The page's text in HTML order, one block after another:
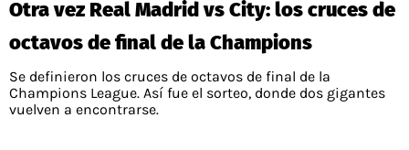
PALESTINO
UNION ESPAÑOLA
CAMPEONATO NACIONAL
GUÍAS
PRONÓSTICOS
COPA LIBERTADORES
COPA SUDAMERICANA
CHILENOS POR EL MUNDO
ALEXIS SANCHEZ
MERCADO DE FICHAJES
TENIS
Otra vez Real Madrid vs City: los cruces de
octavos de final de la Champions
Se definieron los cruces de octavos de final de la
Champions League. Así fue el sorteo, donde dos gigantes
vuelven a encontrarse.